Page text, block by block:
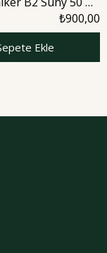
| Aromatic
₺900,00
Ekle